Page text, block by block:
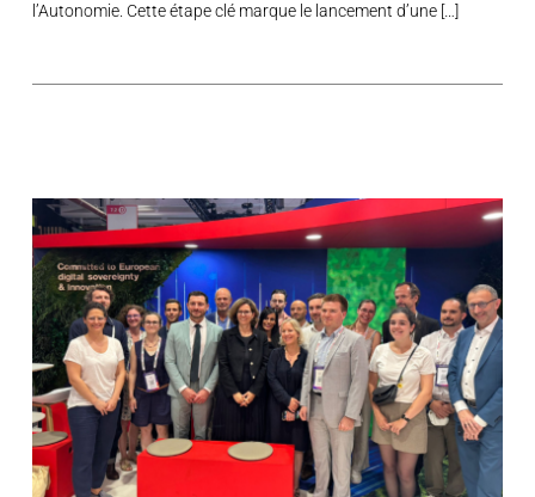
l’Autonomie. Cette étape clé marque le lancement d’une […]